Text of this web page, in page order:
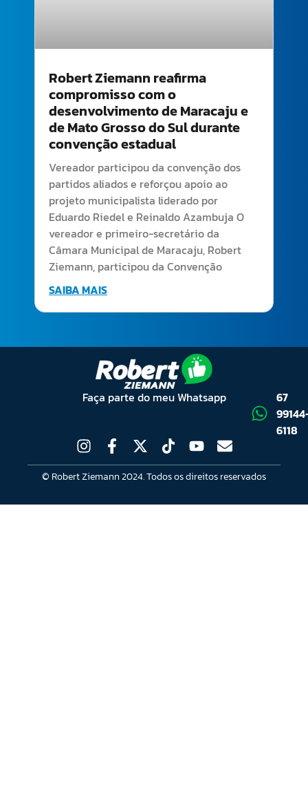
Robert Ziemann reafirma
compromisso com o
desenvolvimento de Maracaju e
de Mato Grosso do Sul durante
convenção estadual
Vereador participou da convenção dos
partidos aliados e reforçou apoio ao
projeto municipalista liderado por
Eduardo Riedel e Reinaldo Azambuja O
vereador e primeiro-secretário da
Câmara Municipal de Maracaju, Robert
Ziemann, participou da Convenção
SAIBA MAIS
Faça parte do meu Whatsapp
67
6118
© Robert Ziemann 2024. Todos os direitos reservados